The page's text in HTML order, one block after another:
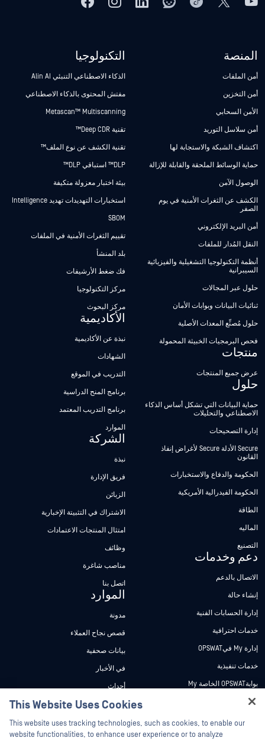
المنصة
أمن الملفات
أمن التخزين
الأمن السحابي
أمن سلاسل التوريد
اكتشاف الشبكة والاستجابة لها
حماية الوسائط الملحقة والقابلة للإزالة
الوصول الآمن
الكشف عن الثغرات الأمنية في يوم
الصفر
أمن البريد الإلكتروني
النقل المُدار للملفات
أنظمة التكنولوجيا التشغيلية والفيزيائية
السيبرانية
حلول عبر المجالات
ثنائيات البيانات وبوابات الأمان
حلول مُصنِّع المعدات الأصلية
فحص البرمجيات الخبيثة المحمولة
منتجات
عرض جميع المنتجات
حلول
حماية البيانات التي تشكل أساس الذكاء
الاصطناعي والتحليلات
إدارة التصحيحات
Secure الأدلة Secure لأغراض إنفاذ
القانون
الحكومة والدفاع والاستخبارات
الحكومة الفيدرالية الأمريكية
الطاقة
الماليه
التصنيع
دعم وخدمات
الاتصال بالدعم
إنشاء حالة
إدارة الحسابات الفنية
خدمات احترافية
إدارة My فيOPSWAT
خدمات تنفيذية
بوابةOPSWAT الخاصة My
وثائق تقنية
دورات تدريبية
برنامج الثغرات الأمنية
التكنولوجيا
الذكاء الاصطناعي التنبئي Alin AI
مفتش المحتوى بالذكاء الاصطناعي
Metascan™ Multiscanning
تقنية Deep CDR™
تقنية الكشف عن نوع الملف™
DLP™ استباقي DLP™
بيئة اختبار معزولة متكيفة
استخبارات التهديدات تهديد Intelligence
SBOM
تقييم الثغرات الأمنية في الملفات
بلد المنشأ
فك ضغط الأرشيفات
مركز التكنولوجيا
مركز البحوث
الأكاديمية
نبذة عن الأكاديمية
الشهادات
التدريب في الموقع
برنامج المنح الدراسية
برنامج التدريب المعتمد
الموارد
الشركة
نبذة
فريق الإدارة
الزبائن
الاشتراك في التثبيتة الإخبارية
امتثال المنتجات الاعتمادات
وظائف
مناصب شاغرة
اتصل بنا
الموارد
مدونة
قصص نجاح العملاء
بيانات صحفية
في الأخبار
أحداث
ندوات عبر الإنترنت
أوراق البيانات
This Website Uses Cookies
This website uses tracking technologies, such as cookies, to enable our
website functionalities, to enhance user experience or to analyze